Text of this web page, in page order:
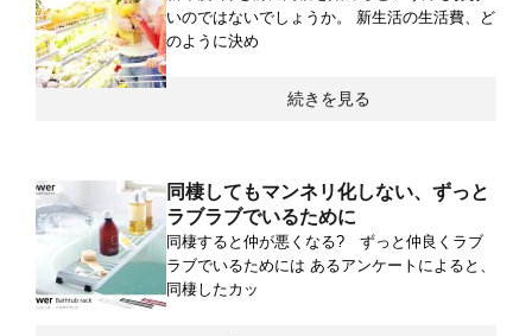
いのではないでしょうか。 新生活の生活費、ど
のように決め
続きを見る
同棲してもマンネリ化しない、ずっと
ラブラブでいるために
同棲すると仲が悪くなる? ずっと仲良くラブ
ラブでいるためには あるアンケートによると、
同棲したカッ